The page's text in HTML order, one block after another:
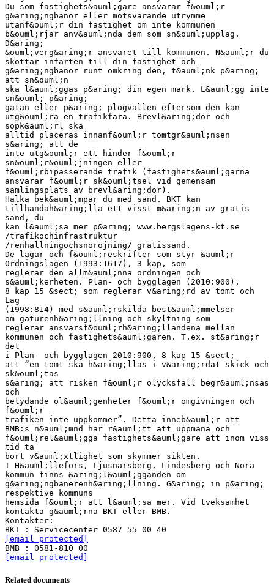
Du som fastighets&auml;gare ansvarar f&ouml;r
g&aring;ngbanor eller motsvarande utrymme
utanf&ouml;r din fastighet om inte kommunen
b&ouml;rjar anv&auml;nda dem som sn&ouml;upplag.
D&aring;
&ouml;verg&aring;r ansvaret till kommunen. N&auml;r du
skottar infarten till din fastighet och
g&aring;ngbanor runt omkring den, t&auml;nk p&aring;
att sn&ouml;n
ska l&auml;ggas p&aring; din egen mark. L&auml;gg inte
sn&ouml; p&aring;
gatan eller p&aring; plogvallen eftersom den kan
utg&ouml;ra en trafikfara. Brevl&aring;dor och
sopk&auml;rl ska
alltid placeras innanf&ouml;r tomtgr&auml;nsen
s&aring; att de
inte utg&ouml;r ett hinder f&ouml;r
sn&ouml;r&ouml;jningen eller
f&ouml;rbipasserande trafik (fastighets&auml;garna
ansvarar f&ouml;r sk&ouml;tsel vid gemensam
samlingsplats av brevl&aring;dor).
Halka bek&auml;mpar du med sand. BKT kan
tillhandah&aring;lla ett visst m&aring;n av gratis
sand, du
kan l&auml;sa mer p&aring; www.bergslagens-kt.se
/trafikochinfrastruktur
/renhallningochsnorojning/ gratissand.
De lagar och f&ouml;reskrifter som styr &auml;r
Ordningslagen (1993:1617), 3 kap, som
reglerar den allm&auml;nna ordningen och
s&auml;kerheten. Plan- och bygglagen (2010:900),
8 kap 15 &sect; som reglerar v&aring;rd av tomt och
Lag
(1998:814) med s&auml;rskilda best&auml;mmelser
om gaturenh&aring;llning och skyltning som
reglerar ansvarsf&ouml;rh&aring;llandena mellan
kommunen och fastighets&auml;garen. T.ex. st&aring;r
det
i Plan- och bygglagen 2010:900, 8 kap 15 &sect;
att ”en tomt ska h&aring;llas i v&aring;rdat skick och
sk&ouml;tas
s&aring; att risken f&ouml;r olycksfall begr&auml;nsas
och
betydande ol&auml;genheter f&ouml;r omgivningen och
f&ouml;r
trafiken inte uppkommer”. Detta inneb&auml;r att
BMB:s n&auml;mnd har r&auml;tt att uppmana och
f&ouml;rel&auml;gga fastighets&auml;gare att inom viss
tid ta
bort v&auml;xtlighet som skymmer sikten.
I H&auml;llefors, Ljusnarsberg, Lindesberg och Nora
kommun finns &aring;l&auml;gganden om
g&aring;ngbanerenh&aring;llning. G&aring; in p&aring;
respektive kommuns
hemsida f&ouml;r att l&auml;sa mer. Vid tveksamhet
kontakta g&auml;rna BKT eller BMB.
Kontakter:
[email protected]
[email protected]
Related documents